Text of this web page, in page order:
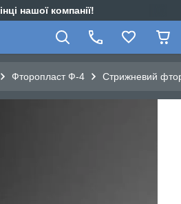
нашої компанії!
Фторопласт Ф-4 Стрижневий